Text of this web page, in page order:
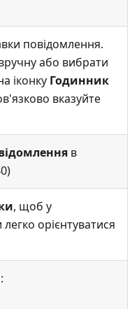
повідомлення.
або вибрати
іконку Годинник
вказуйте
в
, щоб у
орієнтуватися
: